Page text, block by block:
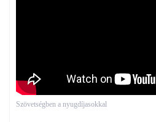
Szövetségben a nyugdíjasokkal